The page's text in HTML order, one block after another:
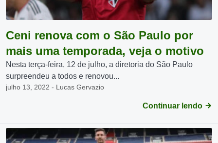
Ceni renova com o São Paulo por
mais uma temporada, veja o motivo
Nesta terça-feira, 12 de julho, a diretoria do São Paulo
surpreendeu a todos e renovou...
julho 13, 2022 - Lucas Gervazio
Continuar lendo